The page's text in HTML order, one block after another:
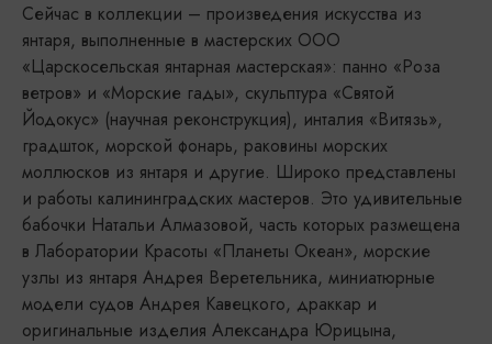
Сейчас в коллекции – произведения искусства из
янтаря, выполненные в мастерских ООО
«Царскосельская янтарная мастерская»: панно «Роза
ветров» и «Морские гады», скульптура «Святой
Йодокус» (научная реконструкция), инталия «Витязь»,
градшток, морской фонарь, раковины морских
моллюсков из янтаря и другие. Широко представлены
и работы калининградских мастеров. Это удивительные
бабочки Натальи Алмазовой, часть которых размещена
в Лаборатории Красоты «Планеты Океан», морские
узлы из янтаря Андрея Веретельника, миниатюрные
модели судов Андрея Кавецкого, драккар и
оригинальные изделия Александра Юрицына,